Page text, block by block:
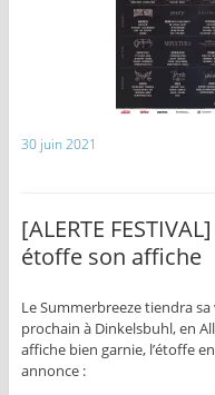
30 juin 2021
[ALERTE
étoffe son affiche
Le Summerbreeze tiendra
prochain à Dinkelsbuhl, en
affiche bien garnie, l’étoffe
annonce :